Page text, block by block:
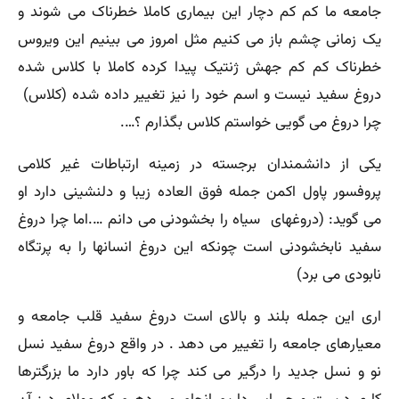
جامعه ما کم کم دچار این بیماری کاملا خطرناک می شوند و
یک زمانی چشم باز می کنیم مثل امروز می بینیم این ویروس
خطرناک کم کم جهش ژنتیک پیدا کرده کاملا با کلاس شده
دروغ سفید نیست و اسم خود را نیز تغییر داده شده (کلاس)
چرا دروغ می گویی خواستم کلاس بگذارم ؟….
یکی از دانشمندان برجسته در زمینه ارتباطات غیر کلامی
پروفسور پاول اکمن جمله فوق العاده زیبا و دلنشینی دارد او
می گوید: (دروغهای سیاه را بخشودنی می دانم ….اما چرا دروغ
سفید نابخشودنی است چونکه این دروغ انسانها را به پرتگاه
نابودی می برد)
اری این جمله بلند و بالای است دروغ سفید قلب جامعه و
معیارهای جامعه را تغییر می دهد . در واقع دروغ سفید نسل
نو و نسل جدید را درگیر می کند چرا که باور دارد ما بزرگترها